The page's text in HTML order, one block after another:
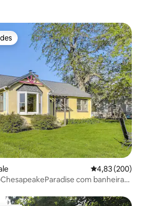
4,83 de uma
4,83 (200)
com banheira